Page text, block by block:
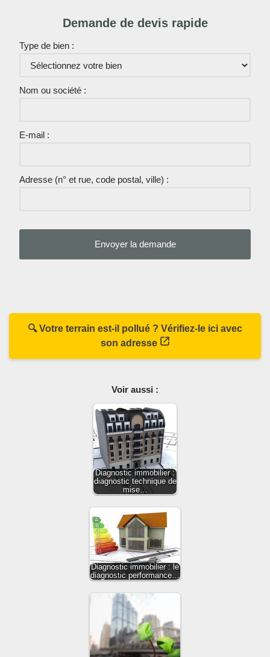
Demande de devis rapide
Type de bien :
Nom ou société :
E-mail :
Adresse (n° et rue, code postal, ville) :
🔍 Votre terrain est-il pollué ? Vérifiez-le ici avec
son adresse
Voir aussi :
Diagnostic immobilier :
diagnostic technique de
mise…
Diagnostic immobilier : le
diagnostic performance…